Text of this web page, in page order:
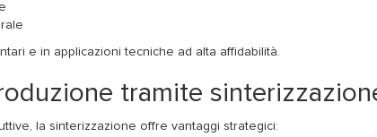
e in applicazioni tecniche ad alta affidabilità.
tramite
la sinterizzazione offre vantaggi strategici: